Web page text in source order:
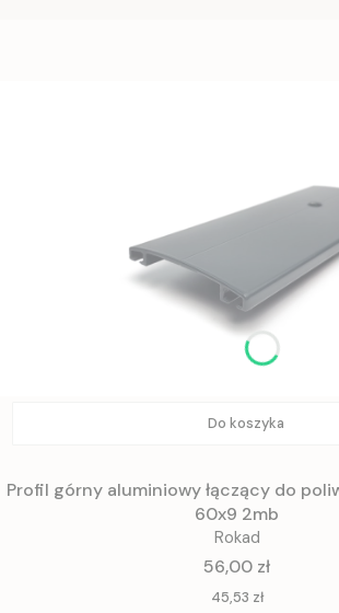
Do koszyka
Profil górny aluminiowy łączący do
60x9 2mb
Rokad
Cena
56,00 zł
Cena
45,53 zł